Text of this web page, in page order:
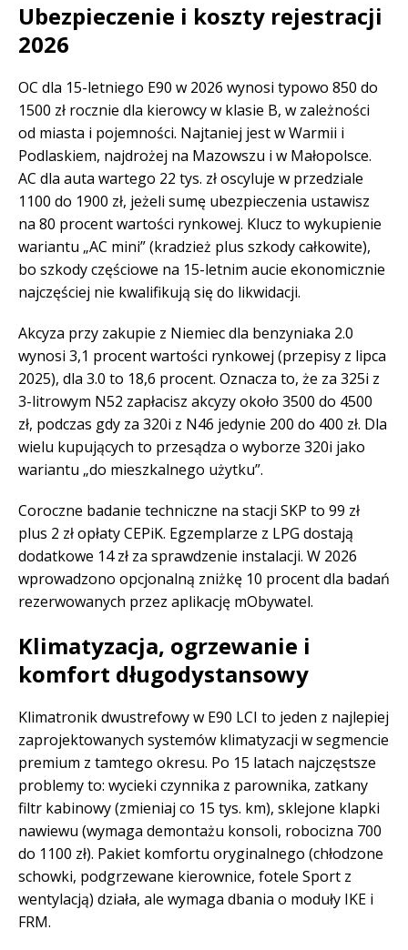
Ubezpieczenie i koszty rejestracji
2026
OC dla 15-letniego E90 w 2026 wynosi typowo 850 do
1500 zł rocznie dla kierowcy w klasie B, w zależności
od miasta i pojemności. Najtaniej jest w Warmii i
Podlaskiem, najdrożej na Mazowszu i w Małopolsce.
AC dla auta wartego 22 tys. zł oscyluje w przedziale
1100 do 1900 zł, jeżeli sumę ubezpieczenia ustawisz
na 80 procent wartości rynkowej. Klucz to wykupienie
wariantu „AC mini” (kradzież plus szkody całkowite),
bo szkody częściowe na 15-letnim aucie ekonomicznie
najczęściej nie kwalifikują się do likwidacji.
Akcyza przy zakupie z Niemiec dla benzyniaka 2.0
wynosi 3,1 procent wartości rynkowej (przepisy z lipca
2025), dla 3.0 to 18,6 procent. Oznacza to, że za 325i z
3-litrowym N52 zapłacisz akcyzy około 3500 do 4500
zł, podczas gdy za 320i z N46 jedynie 200 do 400 zł. Dla
wielu kupujących to przesądza o wyborze 320i jako
wariantu „do mieszkalnego użytku”.
Coroczne badanie techniczne na stacji SKP to 99 zł
plus 2 zł opłaty CEPiK. Egzemplarze z LPG dostają
dodatkowe 14 zł za sprawdzenie instalacji. W 2026
wprowadzono opcjonalną zniżkę 10 procent dla badań
rezerwowanych przez aplikację mObywatel.
Klimatyzacja, ogrzewanie i
komfort długodystansowy
Klimatronik dwustrefowy w E90 LCI to jeden z najlepiej
zaprojektowanych systemów klimatyzacji w segmencie
premium z tamtego okresu. Po 15 latach najczęstsze
problemy to: wycieki czynnika z parownika, zatkany
filtr kabinowy (zmieniaj co 15 tys. km), sklejone klapki
nawiewu (wymaga demontażu konsoli, robocizna 700
do 1100 zł). Pakiet komfortu oryginalnego (chłodzone
schowki, podgrzewane kierownice, fotele Sport z
wentylacją) działa, ale wymaga dbania o moduły IKE i
FRM.